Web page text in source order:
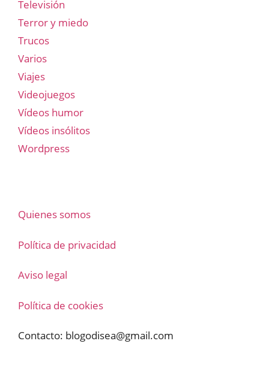
Televisión
Terror y miedo
Trucos
Varios
Viajes
Videojuegos
Vídeos humor
Vídeos insólitos
Wordpress
Quienes somos
Política de privacidad
Aviso legal
Política de cookies
Contacto: blogodisea@gmail.com